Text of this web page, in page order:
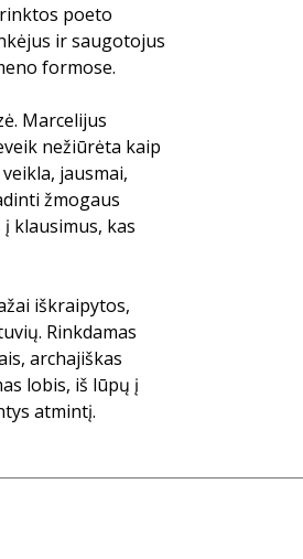
poeto
ir saugotojus
formose.
Marcelijus
nežiūrėta kaip
jausmai,
žmogaus
klausimus, kas
iškraipytos,
Rinkdamas
archajiškas
lobis, iš lūpų į
atmintį.